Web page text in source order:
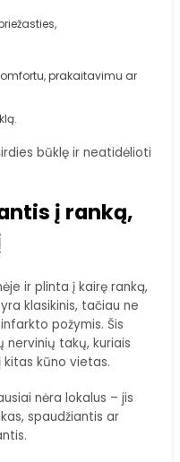
prakaitavimu ar
būklę ir neatidėlioti
į ranką,
ir plinta į kairę ranką,
klasikinis, tačiau ne
požymis. Šis
takų, kuriais
kitas kūno vietas.
nėra lokalus – jis
spaudžiantis ar